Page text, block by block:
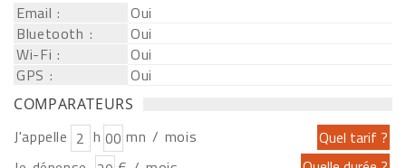
Email :
Oui
Bluetooth :
Oui
Wi-Fi :
Oui
GPS :
Oui
COMPARATEURS
J'appelle h
mn / mois